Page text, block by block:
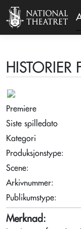
Premiere
Siste spilledato
Kategori
Produksjonstype:
Scene:
Arkivnummer:
Publikumstype:
Merknad: